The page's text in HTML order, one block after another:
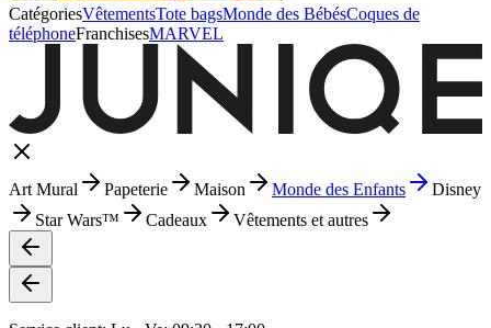
CatégoriesVêtementsTote bagsMonde des BébésCoques de
téléphoneFranchisesMARVEL
Art Mural Papeterie Maison Monde des Enfants
Disney
Star Wars™
Cadeaux Vêtements et autres